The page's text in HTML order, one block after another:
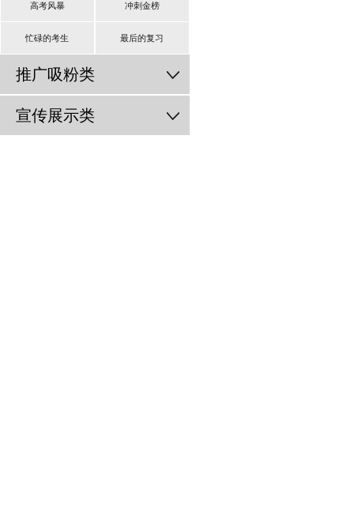
高考风暴 冲刺金榜
忙碌的考生 最后的复习
推广吸粉类
宣传展示类